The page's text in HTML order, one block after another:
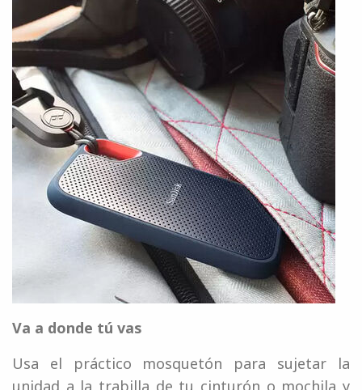
Va a donde tú vas
Usa el práctico mosquetón para sujetar la
unidad a la trabilla de tu cinturón o mochila y